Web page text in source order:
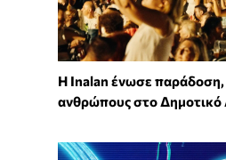
Η Inalan ένωσε παράδοση,
ανθρώπους στο Δημοτικό